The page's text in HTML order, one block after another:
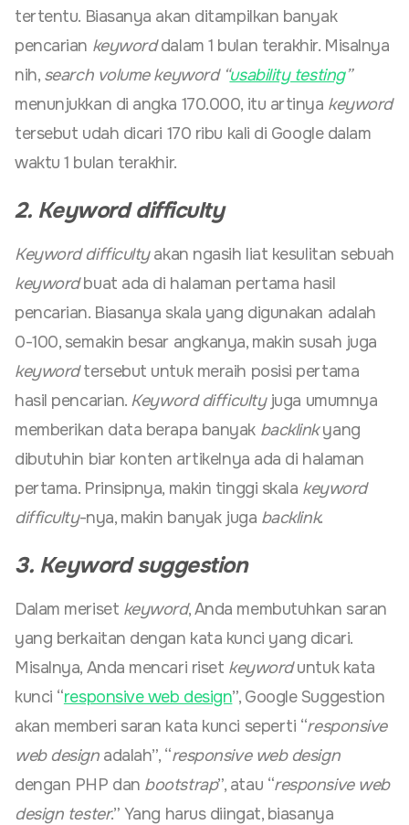
tertentu. Biasanya akan ditampilkan banyak
pencarian keyworddalam 1 bulan terakhir. Misalnya
nih, search volume keyword “usability testing”
menunjukkan di angka 170.000, itu artinya keyword
tersebut udah dicari 170 ribu kali di Google dalam
waktu 1 bulan terakhir.
2. Keyword difficulty
Keyword difficultyakan ngasih liat kesulitan sebuah
keywordbuat ada di halaman pertama hasil
pencarian. Biasanya skala yang digunakan adalah
0-100, semakin besar angkanya, makin susah juga
keywordtersebut untuk meraih posisi pertama
hasil pencarian. Keyword difficultyjuga umumnya
memberikan data berapa banyak backlinkyang
dibutuhin biar konten artikelnya ada di halaman
pertama. Prinsipnya, makin tinggi skala keyword
difficulty-nya, makin banyak juga backlink.
3. Keyword suggestion
Dalam meriset keyword, Anda membutuhkan saran
yang berkaitan dengan kata kunci yang dicari.
Misalnya, Anda mencari riset keyworduntuk kata
kunci “responsive web design”, Google Suggestion
akan memberi saran kata kunci seperti “responsive
web designadalah”, “responsive web design
dengan PHP dan bootstrap”, atau “responsive web
design tester.” Yang harus diingat, biasanya